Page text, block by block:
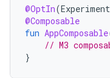
@OptIn(
@Composable
fun AppComposable
// M3
}